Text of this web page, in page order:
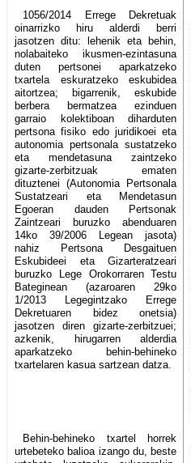
1056/2014 Errege Dekretuak
oinarrizko hiru alderdi berri
jasotzen ditu: lehenik eta behin,
nolabaiteko ikusmen-ezintasuna
duten pertsonei aparkatzeko
txartela eskuratzeko eskubidea
aitortzea; bigarrenik, eskubide
berbera bermatzea ezinduen
garraio kolektiboan diharduten
pertsona fisiko edo juridikoei eta
autonomia pertsonala sustatzeko
eta mendetasuna zaintzeko
gizarte-zerbitzuak ematen
dituztenei (Autonomia Pertsonala
Sustatzeari eta Mendetasun
Egoeran dauden Pertsonak
Zaintzeari buruzko abenduaren
14ko 39/2006 Legean jasota)
nahiz Pertsona Desgaituen
Eskubideei eta Gizarteratzeari
buruzko Lege Orokorraren Testu
Bateginean (azaroaren 29ko
1/2013 Legegintzako Errege
Dekretuaren bidez onetsia)
jasotzen diren gizarte-zerbitzuei;
azkenik, hirugarren alderdia
aparkatzeko behin-behineko
txartelaren kasua sartzean datza.
Behin-behineko txartel horrek
urtebeteko balioa izango du, beste